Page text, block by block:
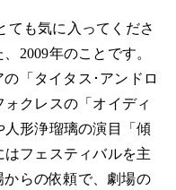
ても気に入ってくださ
2009年のことです。
「タイタス･アンドロ
クレスの「オイディ
人形浄瑠璃の演目「傾
フェスティバルを主
らの依頼で、劇場の